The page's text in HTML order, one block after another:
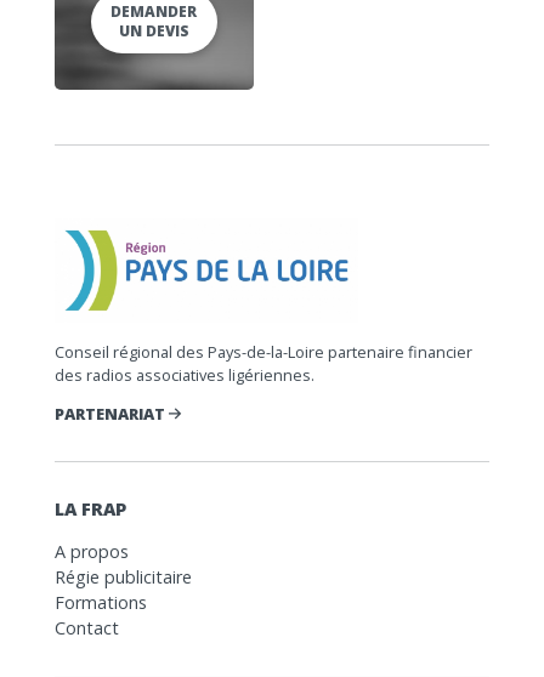
DEMANDER
UN DEVIS
Conseil régional des Pays-de-la-Loire partenaire financier
des radios associatives ligériennes.
PARTENARIAT
LA FRAP
A propos
Régie publicitaire
Formations
Contact